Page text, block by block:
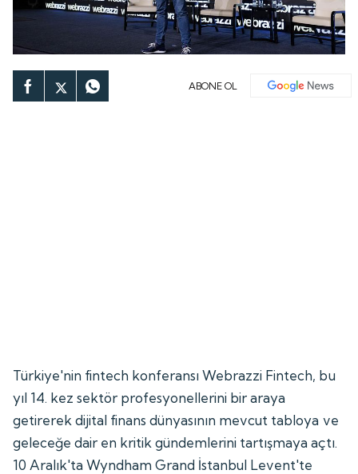
ABONE OL
Türkiye'nin fintech konferansı Webrazzi Fintech, bu
yıl 14. kez sektör profesyonellerini bir araya
getirerek dijital finans dünyasının mevcut tabloya ve
geleceğe dair en kritik gündemlerini tartışmaya açtı.
10 Aralık'ta Wyndham Grand İstanbul Levent'te